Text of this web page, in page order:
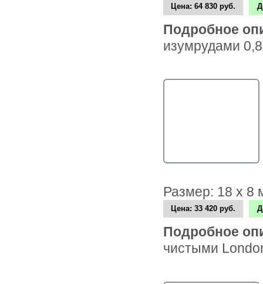
Цена:64 830 руб.
Подробное
изумрудами
Размер: 18 х 8
Цена:33 420 руб.
Подробное
чистыми